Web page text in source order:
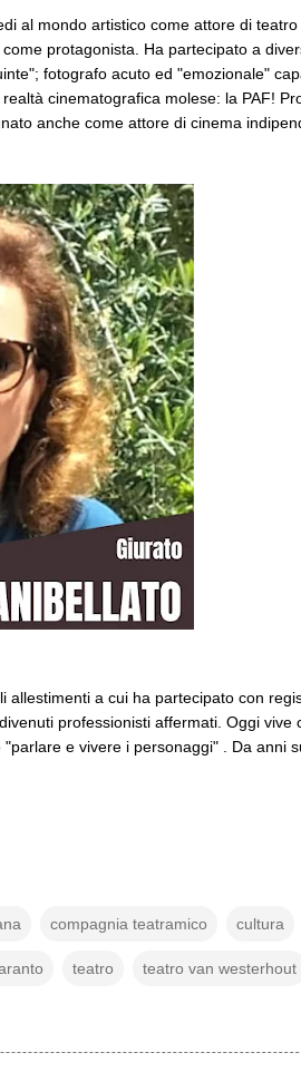
al mondo artistico come attore di
protagonista. Ha partecipato a
fotografo acuto ed "emozionale"
cinematografica molese: la PAF!
anche come attore di cinema
a cui ha partecipato con
professionisti affermati. Oggi vive
e vivere i personaggi" . Da anni
compagnia teatramico cultura
teatro teatro van westerhout